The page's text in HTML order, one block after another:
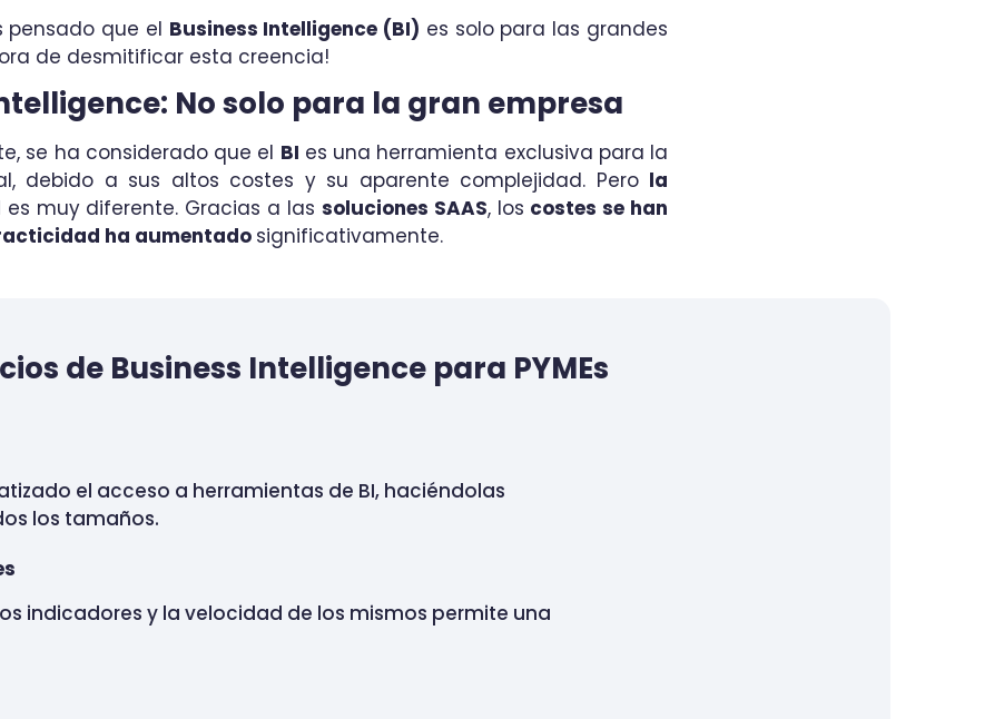
pensado que el Business Intelligence (BI) es solo para las grandes
de desmitificar esta creencia!
No solo para la gran empresa
se ha considerado que el BI es una herramienta exclusiva para la
debido a sus altos costes y su aparente complejidad. Pero la
es muy diferente. Gracias a las soluciones SAAS, los costes se han
ha aumentado significativamente.
de Business Intelligence para PYMEs
el acceso a herramientas de BI, haciéndolas
los tamaños.
indicadores y la velocidad de los mismos permite una